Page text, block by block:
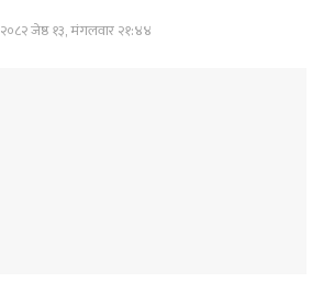
२०८२ जेष्ठ १३, मंगलवार २१:४४